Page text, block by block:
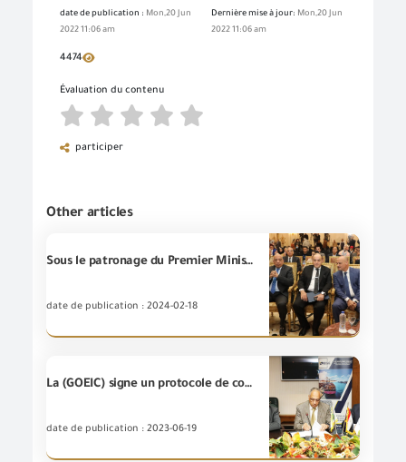
date de publication : Mon,20 Jun
2022 11:06 am
Dernière mise à jour: Mon,20 Jun
2022 11:06 am
4474
Évaluation du contenu
participer
Other articles
Sous le patronage du Premier Ministre et en présence du ministre du Commerce et de l'Industrie et d'un certain nombre des ministres, le Chef de la (GOEIC), l'Ingénieur/ Essam El-Naggar, participe au lancement des activités de la dixième conférence de presse de la journée économique intitulée "L'économie égyptienne… défis et priorités"
date de publication : 2024-02-18
La (GOEIC) signe un protocole de coopération conjointe avec la Société égyptienne pour garantir les exportations
date de publication : 2023-06-19